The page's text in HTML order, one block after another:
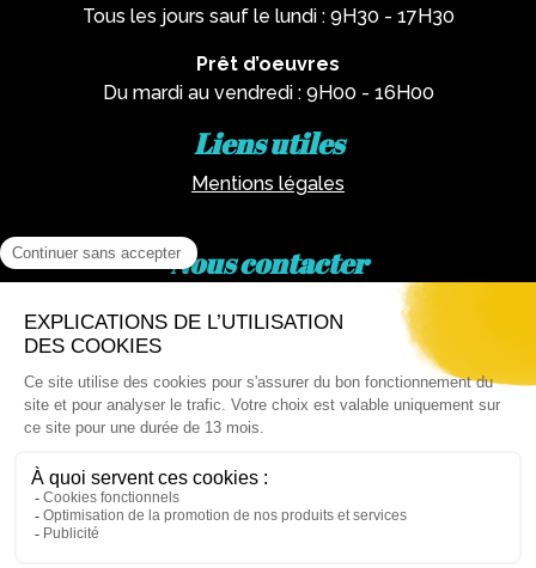
Tous les jours sauf le lundi : 9H30 - 17H30
Prêt d’oeuvres
Du mardi au vendredi : 9H00 - 16H00
Liens utiles
Mentions légales
Nous contacter
02 62 81 77 60
Via email : artotheque@cg974.fr